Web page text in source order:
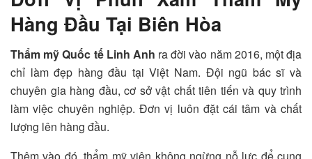
Hàng Đầu Tại Biên Hòa
Thẩm mỹ Quốc tế Linh Anh ra đời vào năm 2016, một địa
chỉ làm đẹp hàng đầu tại Việt Nam. Đội ngũ bác sĩ và
chuyên gia hàng đầu, cơ sở vật chất tiên tiến và quy trình
làm việc chuyên nghiệp. Đơn vị luôn đặt cái tâm và chất
lượng lên hàng đầu.